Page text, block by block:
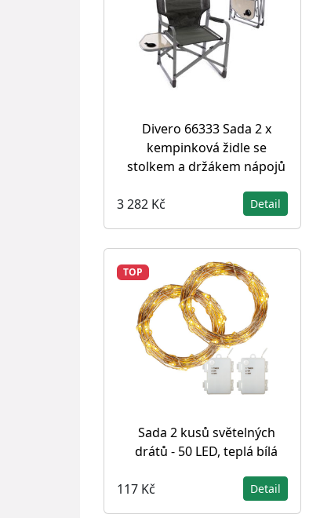
Divero 66333 Sada 2 x
kempinková židle se
stolkem a držákem nápojů
3 282 Kč Detail
TOP
Sada 2 kusů světelných
drátů - 50 LED, teplá bílá
117 Kč Detail